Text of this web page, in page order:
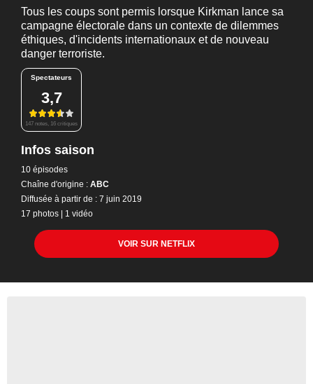
Tous les coups sont permis lorsque Kirkman lance sa
campagne électorale dans un contexte de dilemmes
éthiques, d'incidents internationaux et de nouveau
danger terroriste.
Spectateurs
3,7
147 notes, 16 critiques
Infos saison
10 épisodes
Chaîne d'origine : ABC
Diffusée à partir de : 7 juin 2019
17 photos | 1 vidéo
VOIR SUR NETFLIX